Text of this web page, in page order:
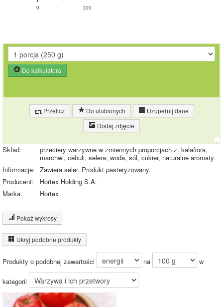
0 100
Do kalkulatora
Przelicz Do ulubionych
Uzupełnij dane
Dodaj zdjęcie
Skład:
przeciery warzywne w zmiennych proporcjach z: kalafiora,
marchwi, cebuli, selera; woda, sól, cukier, naturalne aromaty.
Informacje: Zawiera seler. Produkt pasteryzowany.
Producent:
Hortex Holding S.A.
Marka:
Hortex
Pokaż wykresy
Wykres składu produktu
Węglowodany
(3%)
Pozostałe (96%)
96%
Ukryj podobne produkty
Produkty o podobnej zawartości na w
kategorii